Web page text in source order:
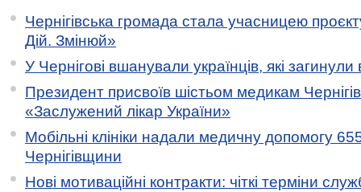
Чернігівська громада стала учасницею
Дій. Змінюй»
У Чернігові вшанували українців, які загинули
Президент присвоїв шістьом медикам
«Заслужений лікар України»
Мобільні клініки надали медичну допомогу
Чернігівщини
Нові мотиваційні контракти: чіткі терміни